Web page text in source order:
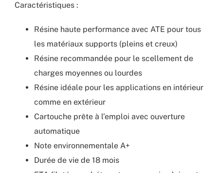
Caractéristiques :
Résine haute performance avec ATE pour tous
les matériaux supports (pleins et creux)
Résine recommandée pour le scellement de
charges moyennes ou lourdes
Résine idéale pour les applications en intérieur
comme en extérieur
Cartouche prête à l’emploi avec ouverture
automatique
Note environnementale A+
Durée de vie de 18 mois